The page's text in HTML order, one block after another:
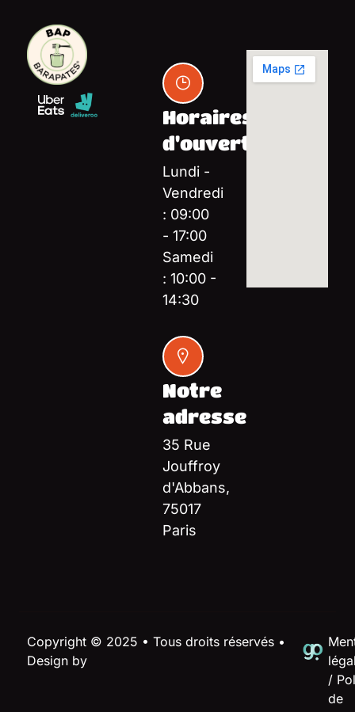
Horaires
d'ouverture
Lundi -
Vendredi
: 09:00
- 17:00
Samedi
: 10:00 -
14:30
Notre
adresse
35 Rue
Jouffroy
d'Abbans,
75017
Paris
Copyright © 2025 • Tous droits réservés •
Design by
/
de